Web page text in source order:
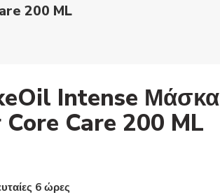
200 ML
Intense Μάσκα
Care 200 ML
6 ώρες